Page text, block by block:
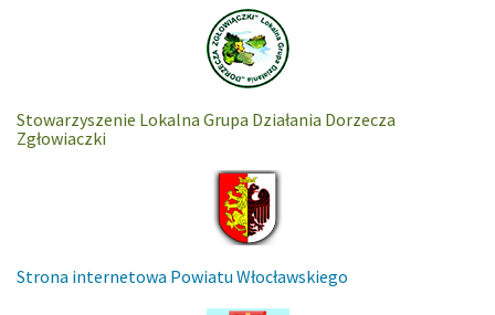
Stowarzyszenie Lokalna Grupa Działania Dorzecza
Zgłowiaczki
Strona internetowa Powiatu Włocławskiego